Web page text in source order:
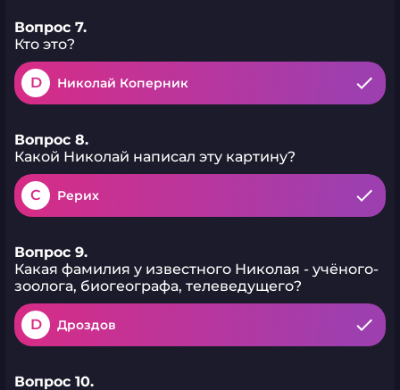
Вопрос 7.
Кто это?
D Николай Коперник
Вопрос 8.
Какой Николай написал эту картину?
C Рерих
Вопрос 9.
Какая фамилия у известного Николая - учёного-
зоолога, биогеографа, телеведущего?
D Дроздов
Вопрос 10.